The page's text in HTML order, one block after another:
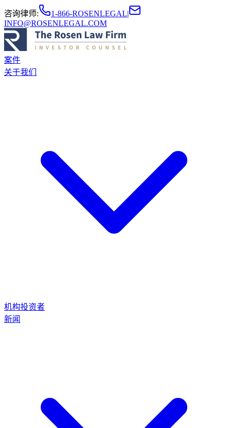
咨询律师: 1-866-ROSENLEGAL|
INFO@ROSENLEGAL.COM
案件
关于我们
机构投资者
新闻